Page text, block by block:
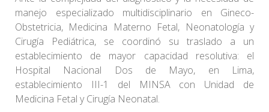
manejo especializado multidisciplinario en Gineco-
Obstetricia, Medicina Materno Fetal, Neonatología y
Cirugía Pediátrica, se coordinó su traslado a un
establecimiento de mayor capacidad resolutiva: el
Hospital Nacional Dos de Mayo, en Lima,
establecimiento III-1 del MINSA con Unidad de
Medicina Fetal y Cirugía Neonatal.